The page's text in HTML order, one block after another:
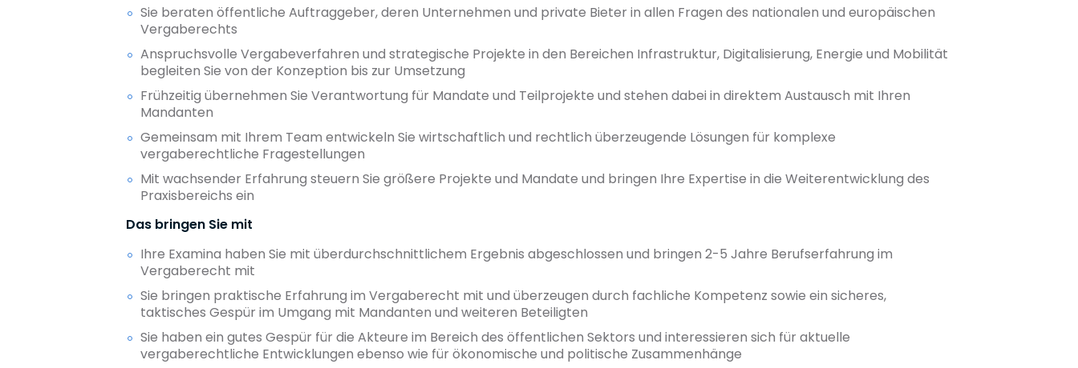
Sie beraten öffentliche Auftraggeber, deren Unternehmen und private Bieter in allen Fragen des nationalen und europäischen
Vergaberechts
Anspruchsvolle Vergabeverfahren und strategische Projekte in den Bereichen Infrastruktur, Digitalisierung, Energie und Mobilität
begleiten Sie von der Konzeption bis zur Umsetzung
Frühzeitig übernehmen Sie Verantwortung für Mandate und Teilprojekte und stehen dabei in direktem Austausch mit Ihren
Mandanten
Gemeinsam mit Ihrem Team entwickeln Sie wirtschaftlich und rechtlich überzeugende Lösungen für komplexe
vergaberechtliche Fragestellungen
Mit wachsender Erfahrung steuern Sie größere Projekte und Mandate und bringen Ihre Expertise in die Weiterentwicklung des
Praxisbereichs ein
Das bringen Sie mit
Ihre Examina haben Sie mit überdurchschnittlichem Ergebnis abgeschlossen und bringen 2-5 Jahre Berufserfahrung im
Vergaberecht mit
Sie bringen praktische Erfahrung im Vergaberecht mit und überzeugen durch fachliche Kompetenz sowie ein sicheres,
taktisches Gespür im Umgang mit Mandanten und weiteren Beteiligten
Sie haben ein gutes Gespür für die Akteure im Bereich des öffentlichen Sektors und interessieren sich für aktuelle
vergaberechtliche Entwicklungen ebenso wie für ökonomische und politische Zusammenhänge